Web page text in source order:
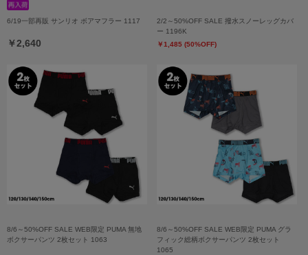
6/19一部再販 サンリオ ボアマフラー 1117
￥2,640
2/2～50%OFF SALE 撥水スノーレッグカバ
ー 1196K
￥1,485 (50%OFF)
8/6～50%OFF SALE WEB限定 PUMA 無地
ボクサーパンツ 2枚セット 1063
8/6～50%OFF SALE WEB限定 PUMA グラ
フィック総柄ボクサーパンツ 2枚セット
1065